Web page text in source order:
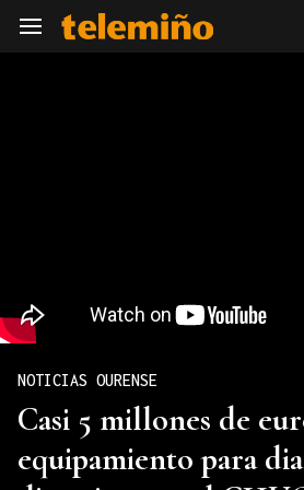
Navegación
NOTICIAS OURENSE
Casi 5 millones de
equipamiento para